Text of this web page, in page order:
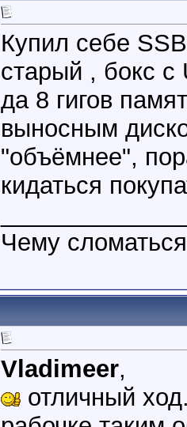
Купил себе
старый , бокс с
да 8 гигов
выносным
"объёмнее",
кидаться
Чему
Vladimeer,
отличный